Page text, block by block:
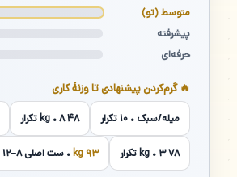
متوسط (تو)
پیشرفته
حرفه‌ای
🔥 گرم‌کردن پیشنهادی تا وزنهٔ کاری
میله/سبک • ۱۰ تکرار ۴۸ kg • ۸ تکرار
۷۸ kg • ۳ تکرار ۹۳ kg • ست اصلی ۸–۱۲